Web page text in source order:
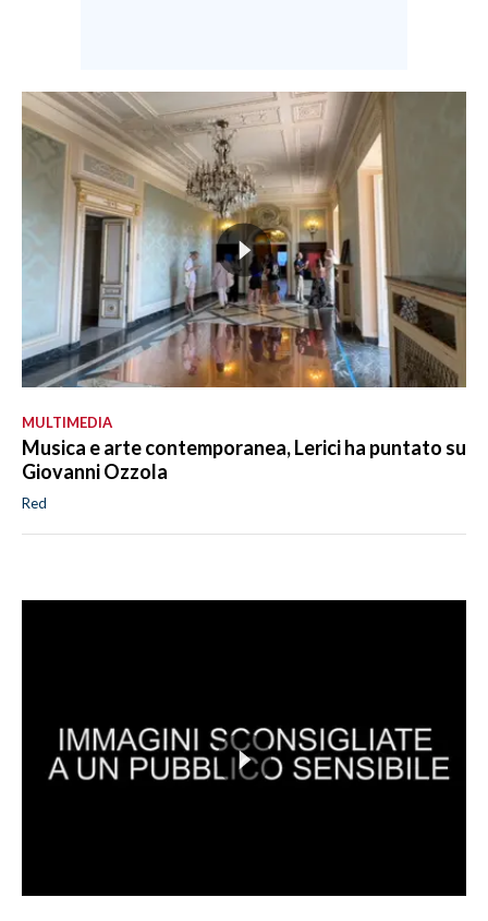
MULTIMEDIA
Musica e arte contemporanea, Lerici ha puntato su
Giovanni Ozzola
Red